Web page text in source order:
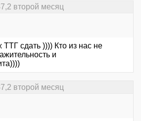
второй месяц
сдать )))) Кто из нас не
и
второй месяц